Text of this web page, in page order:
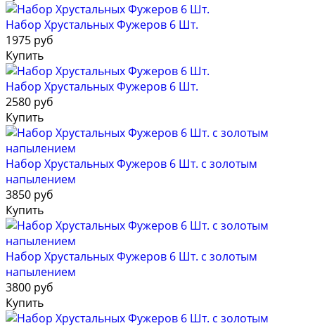
Набор Хрустальных Фужеров 6 Шт.
1975 руб
Купить
Набор Хрустальных Фужеров 6 Шт.
2580 руб
Купить
Набор Хрустальных Фужеров 6 Шт. с золотым
напылением
3850 руб
Купить
Набор Хрустальных Фужеров 6 Шт. с золотым
напылением
3800 руб
Купить